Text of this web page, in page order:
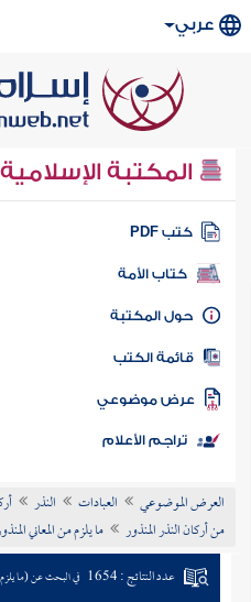
عربي
المكتبة الإسلامية
كتب PDF
كتاب الأمة
المكتبة
الكتب
موضوعي
تراجم الأعلام
العرض الموضوعي العبادات النذر
من أركان النذر المنذور
ما يلزم من المعاني
عدد النتائج : 1654 في البحث عن (ما يلزم